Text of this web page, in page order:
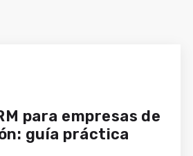
Gámez
Marketing Manager
para empresas de
guía práctica